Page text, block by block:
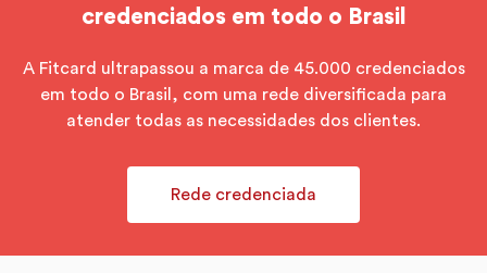
credenciados em todo o Brasil
A Fitcard ultrapassou a marca de 45.000 credenciados
em todo o Brasil, com uma rede diversificada para
atender todas as necessidades dos clientes.
Rede credenciada